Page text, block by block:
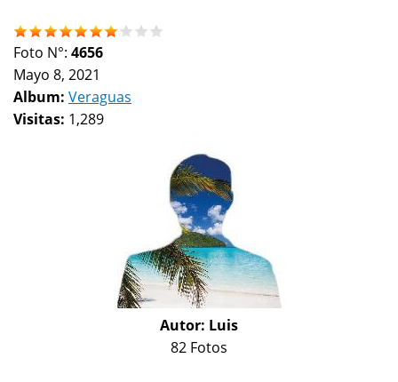
Foto N°: 4656
Mayo 8, 2021
Album: Veraguas
Visitas: 1,289
Autor: Luis
82 Fotos